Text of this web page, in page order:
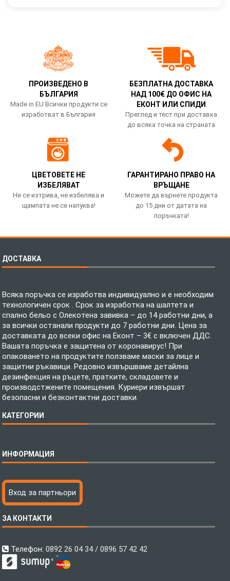
ПРОИЗВЕДЕНО В
БЪЛГАРИЯ
Made in EU Всички продукти се
изработват в България
БЕЗПЛАТНА ДОСТАВКА
НАД 100€ ДО ОФИС НА
ЕКОНТ ИЛИ СПИДИ
Преглед и тест при доставка
до всяка точка на страната
ЦВЕТОВЕТЕ НЕ
ИЗБЕЛЯВАТ
Не се изтрива, не избелява и
щампата не се напуква!
ГАРАНТИРАНО ПРАВО НА
ВРЪЩАНЕ
Можете да върнете продукта
до 15 дни от датата на
поръчката!
ДОСТАВКА
Всяка поръчка се изработва индивидуално и е необходим
технологичен срок . Срок за изработка на шалтета и
спално бельо с Олекотена завивка – до 14 работни дни, а
за всички останали продукти до 7 работни дни. Цена за
доставката до всеки офис на Еконт – 3€ с включен ДДС.
Вашата поръчка е защитена от коронавирус! При
опаковането на продуктите ползваме маски за лице и
защитни ръкавици. Редовно извършваме детайлна
дезинфекция на ръцете, пратките, складовете и
производстжените помещения. Куриери извършат
безопасни и безконтактни доставки.
КАТЕГОРИИ
Бебешки спални комплекти
Тениски с пълноцветен печат
Хавлиени кърпи
Пончо за водни спортове
Микрофибърни Велурени Кърпи
Детски пончота
Тениски
ИНФОРМАЦИЯ
Технология на печатане
Файлове за печат
Как да поръчам?
С какво сме различни?
Контакти
Общи Условия
Вход за партньори
ЗА КОНТАКТИ
Телефон:0892 26 04 34 / 0896 57 42 42